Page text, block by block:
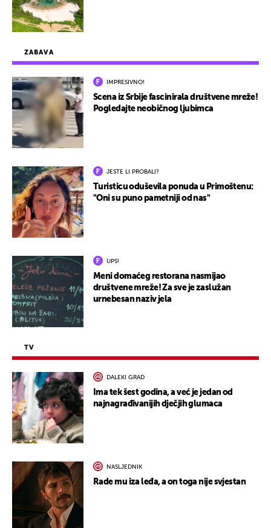
ZABAVA
IMPRESIVNO!
Scena iz Srbije fascinirala društvene mreže!
Pogledajte neobičnog ljubimca
JESTE LI PROBALI?
Turisticu oduševila ponuda u Primoštenu:
"Oni su puno pametniji od nas"
UPS!
Meni domaćeg restorana nasmijao
društvene mreže! Za sve je zaslužan
urnebesan naziv jela
TV
DALEKI GRAD
Ima tek šest godina, a već je jedan od
najnagrađivanijih dječjih glumaca
NASLJEDNIK
Rade mu iza leđa, a on toga nije svjestan